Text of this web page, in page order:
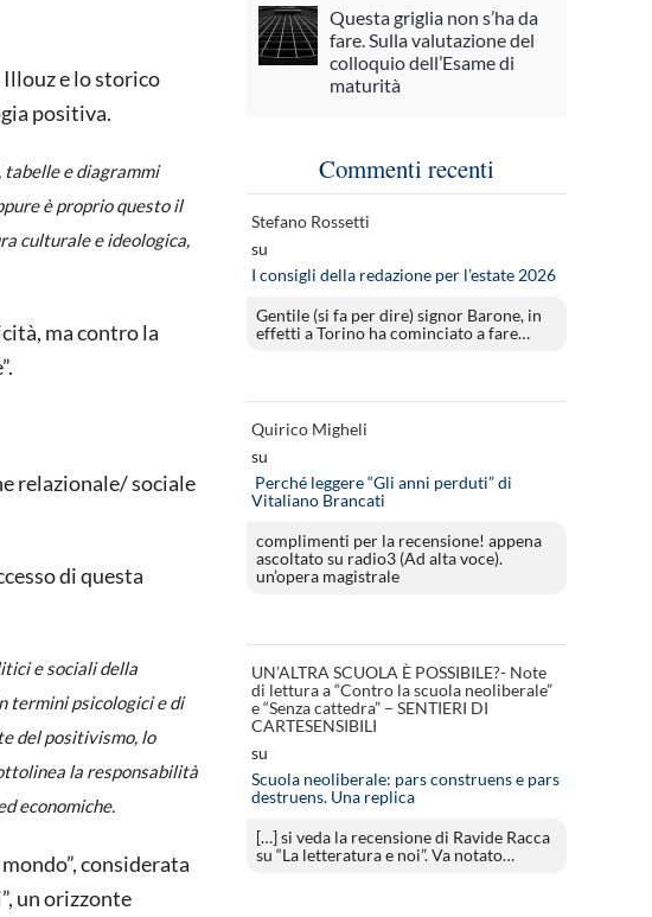
Illouz e lo storico
positiva.
tabelle e diagrammi
è proprio questo il
culturale e ideologica,
ma contro la
relazionale/ sociale
di questa
e sociali della
termini psicologici e di
del positivismo, lo
la responsabilità
economiche.
considerata
un orizzonte
Questa griglia non s’ha da
fare. Sulla valutazione del
colloquio dell’Esame di
maturità
Commenti recenti
Stefano Rossetti
su
I consigli della redazione per l’estate 2026
Gentile (si fa per dire) signor Barone, in
effetti a Torino ha cominciato a fare…
Quirico Migheli
su
Perché leggere “Gli anni perduti” di
Vitaliano Brancati
complimenti per la recensione! appena
ascoltato su radio3 (Ad alta voce).
un’opera magistrale
UN’ALTRA SCUOLA È POSSIBILE?- Note
di lettura a “Contro la scuola neoliberale”
e “Senza cattedra” – SENTIERI DI
CARTESENSIBILI
su
Scuola neoliberale: pars construens e pars
destruens. Una replica
[…] si veda la recensione di Ravide Racca
su “La letteratura e noi”. Va notato…